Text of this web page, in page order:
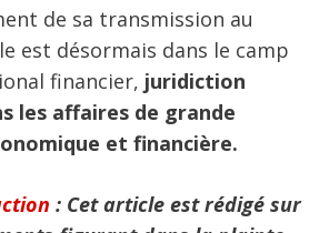
de sa transmission au
est désormais dans le camp
financier, juridiction
les affaires de grande
et financière.
: Cet article est rédigé sur